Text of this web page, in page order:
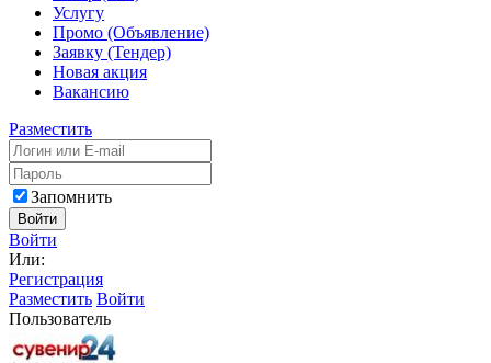
Услугу
Промо (Объявление)
Заявку (Тендер)
Новая акция
Вакансию
Разместить
Запомнить
Войти
Войти
Или:
Регистрация
Разместить Войти
Пользователь